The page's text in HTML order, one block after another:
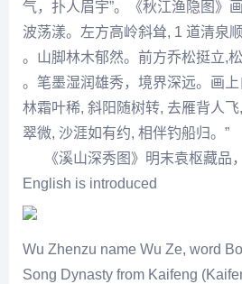
气，扑人眉宇”。《秋江渔隐图》画
波荡漾。左方高岭斜耸, 1 道清泉
。山脚林木郁然。前方乔松挺立,
。笔墨湿润雄秀，境界深远。画上
林霜叶稀, 斜阳随树转, 去雁背人
翠微, 沙涯如有约, 相伴钓船归。”
《溪山深秀图》明末袁枢藏品，
English is introduced
Wu Zhenzu name Wu Ze, word
Song Dynasty from Kaifeng